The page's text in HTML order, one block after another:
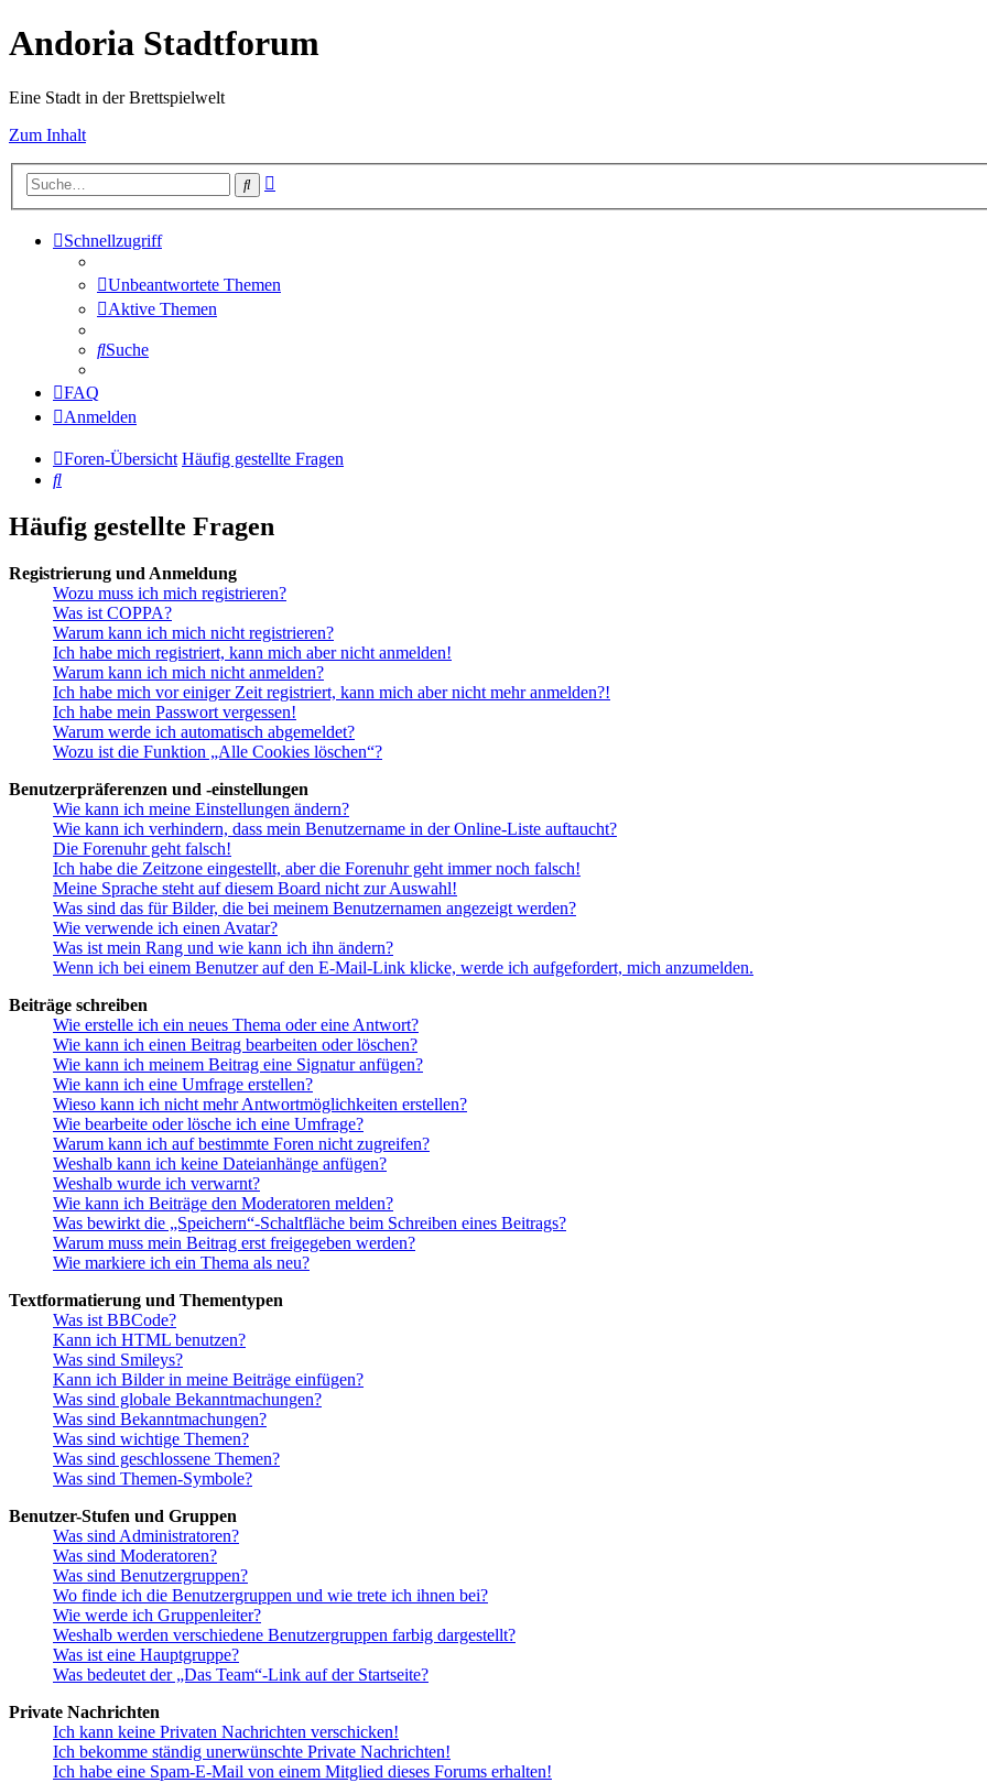
Andoria Stadtforum
Eine Stadt in der Brettspielwelt
Zum Inhalt
Suche
Schnellzugriff
Unbeantwortete Themen
Aktive Themen
Suche
FAQ
Anmelden
Foren-Übersicht Häufig gestellte Fragen
Suche
Häufig gestellte Fragen
Registrierung und Anmeldung
Wozu muss ich mich registrieren?
Was ist COPPA?
Warum kann ich mich nicht registrieren?
Ich habe mich registriert, kann mich aber nicht anmelden!
Warum kann ich mich nicht anmelden?
Ich habe mich vor einiger Zeit registriert, kann mich aber nicht mehr anmelden?!
Ich habe mein Passwort vergessen!
Warum werde ich automatisch abgemeldet?
Wozu ist die Funktion „Alle Cookies löschen“?
Benutzerpräferenzen und -einstellungen
Wie kann ich meine Einstellungen ändern?
Wie kann ich verhindern, dass mein Benutzername in der Online-Liste auftaucht?
Die Forenuhr geht falsch!
Ich habe die Zeitzone eingestellt, aber die Forenuhr geht immer noch falsch!
Meine Sprache steht auf diesem Board nicht zur Auswahl!
Was sind das für Bilder, die bei meinem Benutzernamen angezeigt werden?
Wie verwende ich einen Avatar?
Was ist mein Rang und wie kann ich ihn ändern?
Wenn ich bei einem Benutzer auf den E-Mail-Link klicke, werde ich aufgefordert, mich anzumelden.
Beiträge schreiben
Wie erstelle ich ein neues Thema oder eine Antwort?
Wie kann ich einen Beitrag bearbeiten oder löschen?
Wie kann ich meinem Beitrag eine Signatur anfügen?
Wie kann ich eine Umfrage erstellen?
Wieso kann ich nicht mehr Antwortmöglichkeiten erstellen?
Wie bearbeite oder lösche ich eine Umfrage?
Warum kann ich auf bestimmte Foren nicht zugreifen?
Weshalb kann ich keine Dateianhänge anfügen?
Weshalb wurde ich verwarnt?
Wie kann ich Beiträge den Moderatoren melden?
Was bewirkt die „Speichern“-Schaltfläche beim Schreiben eines Beitrags?
Warum muss mein Beitrag erst freigegeben werden?
Wie markiere ich ein Thema als neu?
Textformatierung und Thementypen
Was ist BBCode?
Kann ich HTML benutzen?
Was sind Smileys?
Kann ich Bilder in meine Beiträge einfügen?
Was sind globale Bekanntmachungen?
Was sind Bekanntmachungen?
Was sind wichtige Themen?
Was sind geschlossene Themen?
Was sind Themen-Symbole?
Benutzer-Stufen und Gruppen
Was sind Administratoren?
Was sind Moderatoren?
Was sind Benutzergruppen?
Wo finde ich die Benutzergruppen und wie trete ich ihnen bei?
Wie werde ich Gruppenleiter?
Weshalb werden verschiedene Benutzergruppen farbig dargestellt?
Was ist eine Hauptgruppe?
Was bedeutet der „Das Team“-Link auf der Startseite?
Private Nachrichten
Ich kann keine Privaten Nachrichten verschicken!
Ich bekomme ständig unerwünschte Private Nachrichten!
Ich habe eine Spam-E-Mail von einem Mitglied dieses Forums erhalten!